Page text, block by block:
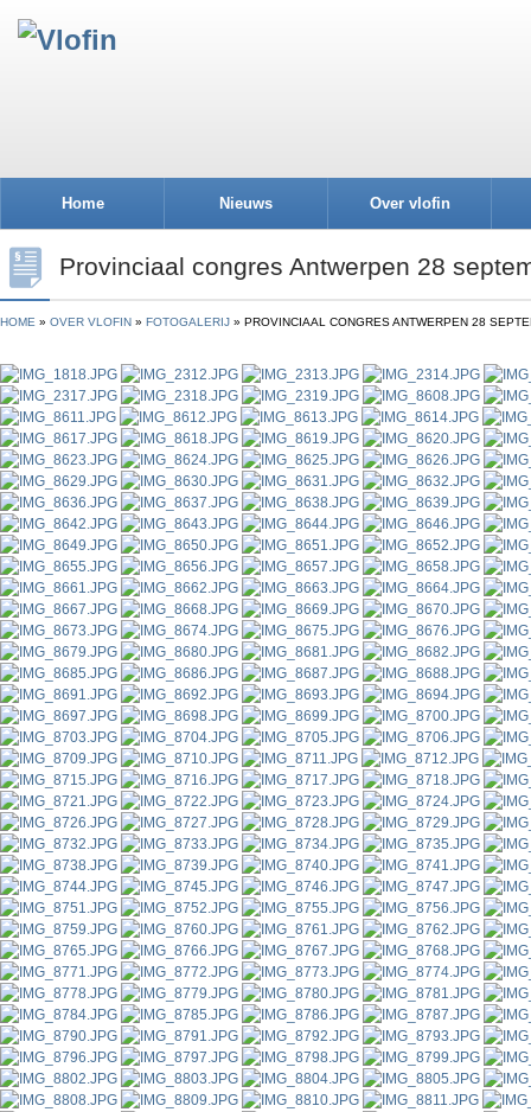
Home Nieuws Over vlofin
Provinciaal congres Antwerpen 28
HOME OVER VLOFIN FOTOGALERIJ PROVINCIAAL CONGRES ANTWERPEN 28